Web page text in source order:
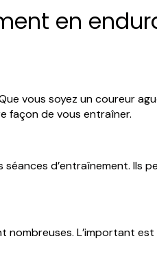
en
vous soyez un coureur
façon de vous entraîner.
d’entraînement. Ils
nombreuses. L’important